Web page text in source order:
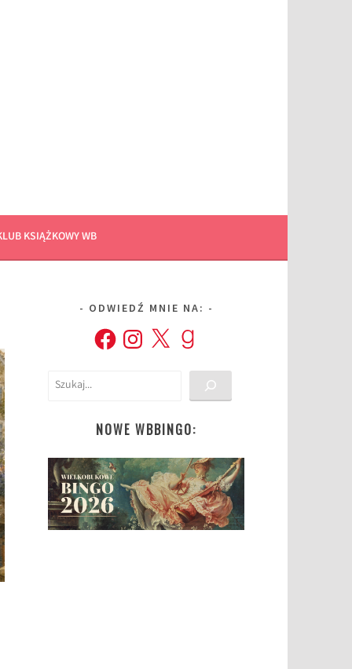
KSIĄŻKOWY WB
ODWIEDŹ MNIE NA:
FacebookInstagram
X Goodreads
Szukaj
NOWE WBBINGO: